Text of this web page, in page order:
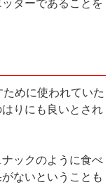
ターであることを
めに使われていた
りにも良いとされ
ックのように食べ
ないということも